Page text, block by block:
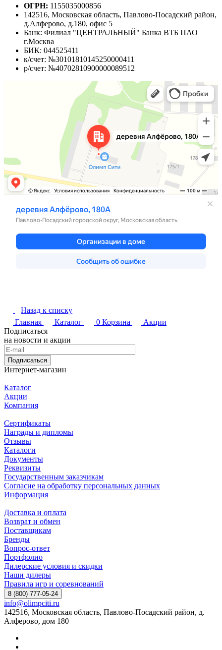
ОГРН: 1155035000856
142516, Московская область, Павлово-Посадский район,
д.Алферово, д.180, офис 5
Банк: Филиал "ЦЕНТРАЛЬНЫЙ" Банка ВТБ ПАО
г.Москва
БИК: 044525411
к/счет: №30101810145250000411
р/счет: №40702810900000089512
Назад к списку
Главная
Каталог 0 Корзина
Акции
Подписаться
на новости и акции
Подписаться
Интернет-магазин
Каталог
Акции
Компания
Сертификаты
Награды и дипломы
Отзывы
Каталоги
Документы
Реквизиты
Государственным заказчикам
Согласие на обработку персональных данных
Информация
Доставка и оплата
Возврат и обмен
Поставщикам
Бренды
Вопрос-ответ
Портфолио
Дилерские условия и скидки
Наши дилеры
Правила игр и соревнований
8 (800) 777-05-24
info@olimpciti.ru
142516, Московская область, Павлово-Посадский район, д.
Алферово, дом 180